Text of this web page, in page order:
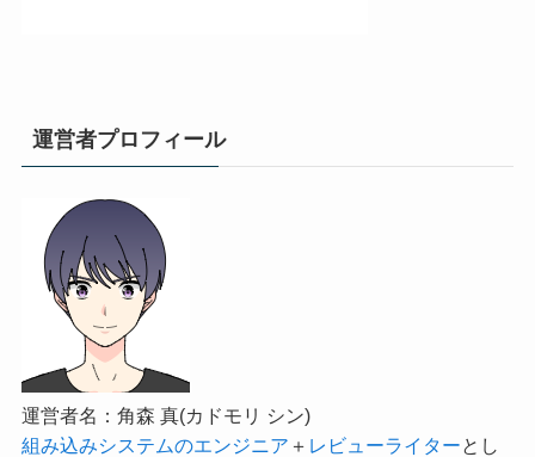
運営者プロフィール
運営者名：角森 真(カドモリ シン)
組み込みシステムのエンジニア ＋ レビューライターとし